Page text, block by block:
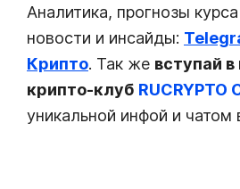
Аналитика, прогнозы
новости и инсайды:
Крипто. Так же вступай
крипто-клуб RUCRYPTO
уникальной инфой и чатом